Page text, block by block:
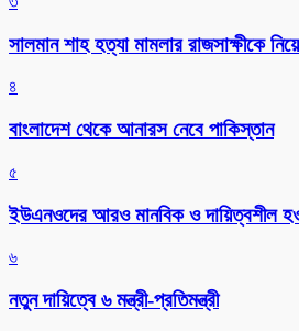
সালমান শাহ হত্যা মামলার রাজসাক্ষীকে
৪
বাংলাদেশ থেকে আনারস নেবে পাকিস্তান
৫
ইউএনওদের আরও মানবিক ও দায়িত্বশীল
৬
নতুন দায়িত্বে ৬ মন্ত্রী-প্রতিমন্ত্রী